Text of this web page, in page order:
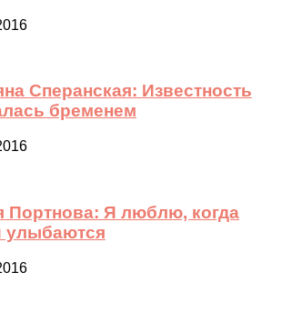
Сперанская: Известность
бременем
Портнова: Я люблю, когда
улыбаются